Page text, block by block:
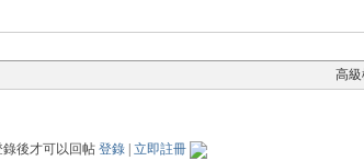
高
錄後才可以回帖 登錄| 立即註冊